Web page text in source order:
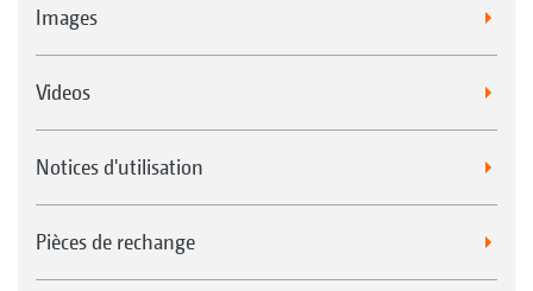
Images
Videos
Notices d'utilisation
Pièces de rechange